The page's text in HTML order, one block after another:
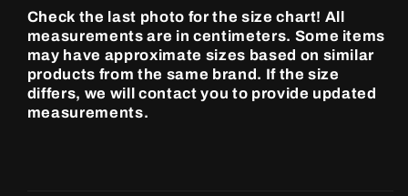
Check the last photo for the size chart! All
measurements are in centimeters. Some items
may have approximate sizes based on similar
products from the same brand. If the size
differs, we will contact you to provide updated
measurements.